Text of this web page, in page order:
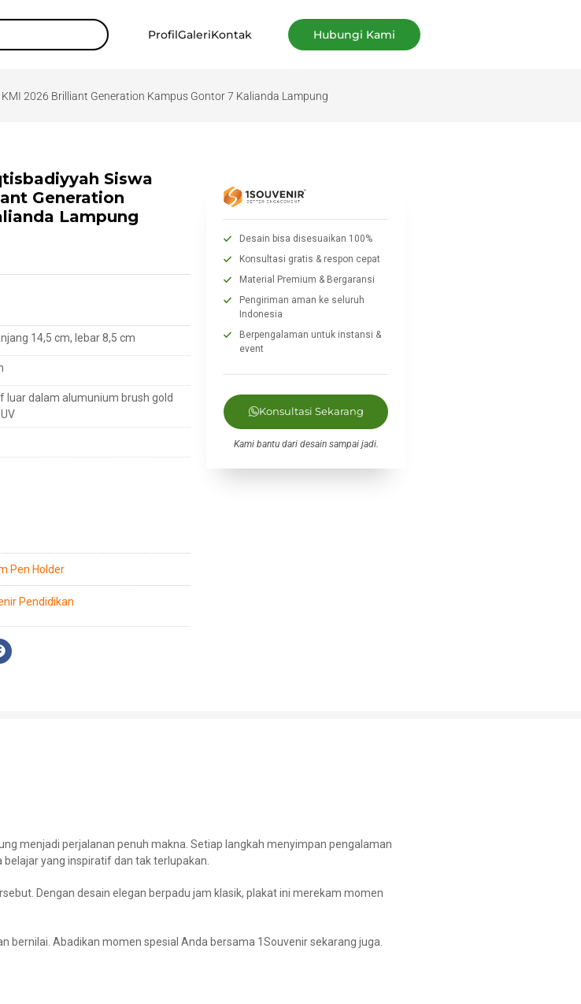
ProfilGaleriKontak Hubungi Kami
2026 Brilliant Generation Kampus Gontor 7 Kalianda Lampung
Siswa
Generation
Lampung
14,5 cm, lebar 8,5 cm
luar dalam alumunium brush gold
Pen Holder
Pendidikan
Desain bisa disesuaikan 100%
Konsultasi gratis & respon cepat
Material Premium & Bergaransi
Pengiriman aman ke seluruh
Indonesia
Berpengalaman untuk instansi &
event
Konsultasi Sekarang
Kami bantu dari desain sampai jadi.
menjadi perjalanan penuh makna. Setiap langkah menyimpan pengalaman
yang inspiratif dan tak terlupakan.
Dengan desain elegan berpadu jam klasik, plakat ini merekam momen
bernilai. Abadikan momen spesial Anda bersama 1Souvenir sekarang juga.